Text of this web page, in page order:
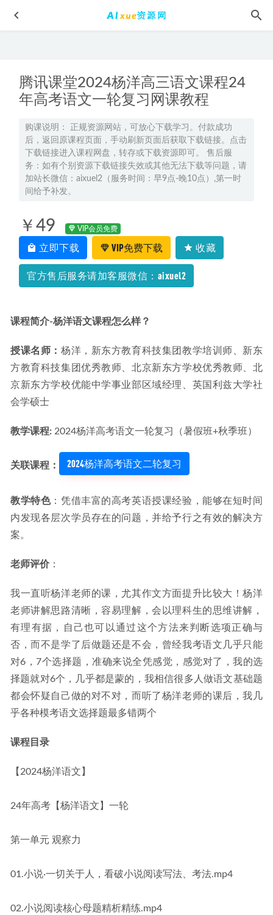
腾讯课堂2024杨洋高三语文课程24
年高考语文一轮复习网课教程
购课说明： 正规资源网站，可放心下载学习。付款成功
后，返回原课程页面，手动刷新页面后获取下载链接。点击
下载链接进入课程网盘，转存或下载资源即可。 售后服
务：如有个别资源下载链接失效或其他无法下载等问题，请
加站长微信：aixuel2（服务时间：早9点-晚10点）,第一时
间给予补发。
￥49 VIP会员免费
立即下载 VIP免费下载 收藏
官方售后服务请加客服微信：aixuel2
课程简介-杨洋语文课程怎么样？
授课名师： 杨洋，新东方教育科技集团教学培训师、新东
方教育科技集团优秀教师、北京新东方学校优秀教师、北
京新东方学校优能中学事业部区域经理、英国利兹大学社
会学硕士
教学课程: 2024杨洋高考语文一轮复习（暑假班+秋季班）
关联课程： 2024杨洋高考语文二轮复习
教学特色：凭借丰富的高考英语授课经验，能够在短时间
内发现各层次学员存在的问题，并给予行之有效的解决方
案。
老师评价：
我一直听杨洋老师的课，尤其作文方面提升比较大！杨洋
老师讲解思路清晰，容易理解，会以理科生的思维讲解，
有理有据，自己也可以通过这个方法来判断选项正确与
否，而不是学了后做题还是不会，曾经我考语文几乎只能
对6，7个选择题，准确来说全凭感觉，感觉对了，我的选
择题就对6个，几乎都是蒙的，我相信很多人做语文基础题
都会怀疑自己做的对不对，而听了杨洋老师的课后，我几
乎各种模考语文选择题最多错两个
课程目录
【2024杨洋语文】
24年高考【杨洋语文】一轮
第一单元 观察力
01.小说·一切关于人，看破小说阅读写法、考法.mp4
02.小说阅读核心母题精析精练.mp4
有道2025赵晨曦高三英语二三轮复习网课教程 2025-06-28
2026陈焕文高三语文一轮复习秋季班网课教程 2025-09-08
2024田夏林高三数学高考一轮复习秋季班 2023-09-13
Python开发爬虫网页编程网课教学课程，17.08G学习资料百度
云盘资源下载 2022-04-27